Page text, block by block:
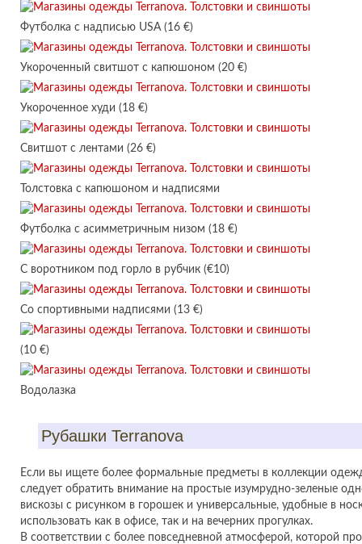
Футболка с надписью USA (16 €)
Укороченный свитшот с капюшоном (20 €)
Укороченное худи (18 €)
Свитшот с лентами (26 €)
Толстовка с капюшоном и надписями
Футболка с асимметричным низом (18 €)
С воротником под горло в рубчик (€10)
Со спортивными надписями (13 €)
(10 €)
Водолазка
Рубашки Terranova
Если вы ищете более формальные предметы в коллекции
следует обратить внимание на простые изумрудно-зеленые
вискозы с рисунком в горошек и универсальные, удобные в
использовать как в офисе, так и на вечерних прогулках.
В соответствии с более повседневной атмосферой, которой